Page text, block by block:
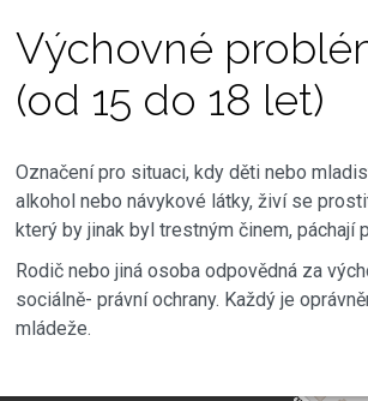
Výchovné
(od 15 do 18 let)
Označení pro situaci, kdy děti nebo
alkohol nebo návykové látky, živí se
který by jinak byl trestným činem, páchají
Rodič nebo jiná osoba odpovědná za
sociálně- právní ochrany. Každý je
mládeže.